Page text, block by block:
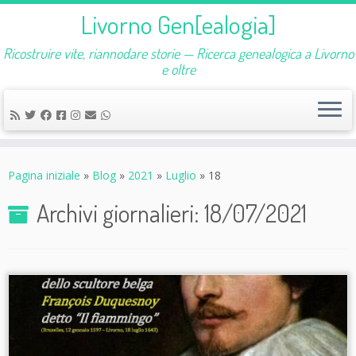
Livorno Gen[ealogia]
Ricostruire vite, riannodare storie — Ricerca genealogica a Livorno
e oltre
Pagina iniziale » Blog » 2021 » Luglio » 18
Archivi giornalieri: 18/07/2021